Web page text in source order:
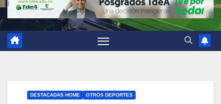
DESTACADAS HOME OTROS DEPORTES